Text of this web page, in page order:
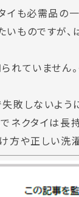
イも必需品の一
ものですが
れていませ
敗しないように
ネクタイは長持
方や正しい洗